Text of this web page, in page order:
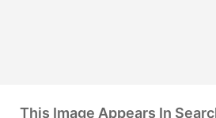
This Image Appears In